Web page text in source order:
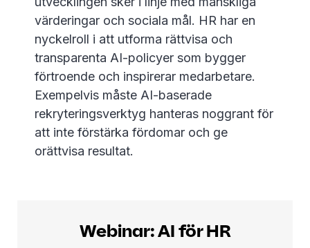
värderingar och sociala mål. HR har en
nyckelroll i att utforma rättvisa och
transparenta AI-policyer som bygger
förtroende och inspirerar medarbetare.
Exempelvis måste AI-baserade
rekryteringsverktyg hanteras noggrant för
att inte förstärka fördomar och ge
orättvisa resultat.
Webinar: AI för HR